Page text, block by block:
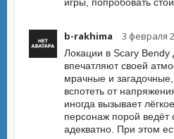
b-rakhima 3 февраля
Локации в Scary Bendy
впечатляют своей
мрачные и
вспотеть от
иногда вызывает
персонаж порой ведёт
адекватно. При этом